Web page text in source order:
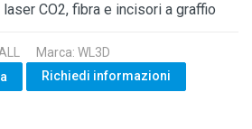
CO2, fibra e incisori a graffio
Marca: WL3D
Richiedi informazioni